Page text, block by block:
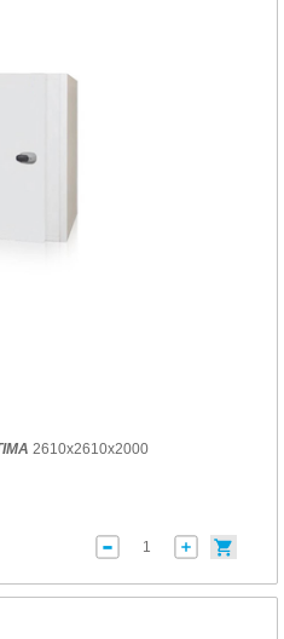
2610x2610x2000